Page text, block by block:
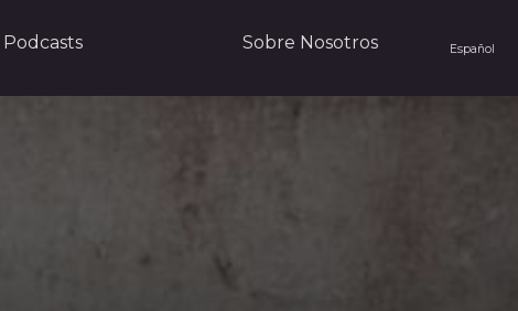
Podcasts Sobre Nosotros Español